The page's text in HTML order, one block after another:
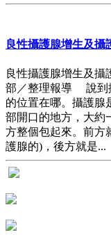
良性攝護腺增生及攝
良性攝護腺增生及攝
部／整理報導 說到
的位置在哪。攝護腺
部開口的地方，大約
方整個包起來。前方
護腺的)，後方就是...